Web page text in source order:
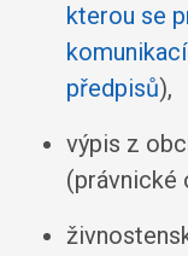
kterou se
předpisů),
výpis z
(právnické